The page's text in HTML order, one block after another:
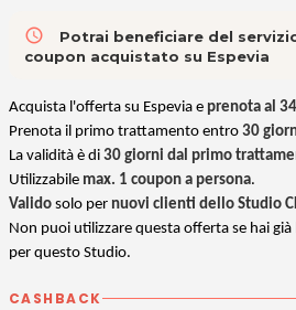
access_time
Potrai beneficiare del
coupon acquistato su Espevia
Acquista l'offerta su Espevia e prenota al
Prenota il primo trattamento entro 30
La validità è di 30 giorni dal primo
Utilizzabile max. 1 coupon a persona.
Valido solo per nuovi clienti dello Studio
Non puoi utilizzare questa offerta se hai
per questo Studio.
CASHBACK